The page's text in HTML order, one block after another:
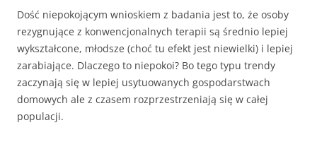
Dość niepokojącym wnioskiem z badania jest to, że osoby
rezygnujące z konwencjonalnych terapii są średnio lepiej
wykształcone, młodsze (choć tu efekt jest niewielki) i lepiej
zarabiające. Dlaczego to niepokoi? Bo tego typu trendy
zaczynają się w lepiej usytuowanych gospodarstwach
domowych ale z czasem rozprzestrzeniają się w całej
populacji.